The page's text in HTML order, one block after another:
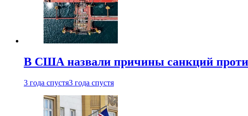
В США назвали причины санкций
3 года спустя3 года спустя